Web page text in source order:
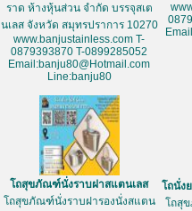
ราด ห้างหุ้นส่วน จำกัด บรรจุสเต
นเลส จังหวัด สมุทรปราการ 10270
www.banjustainless.com T-
0879393870 T-0899285052
Email:banju80@Hotmail.com
Line:banju80
โถสุขภัณฑ์นั่งราบฝาสแตนเลส
โถสุขภัณฑ์นั่งราบฝารองนั่งสแตน
โถนั่ง
โถสุ